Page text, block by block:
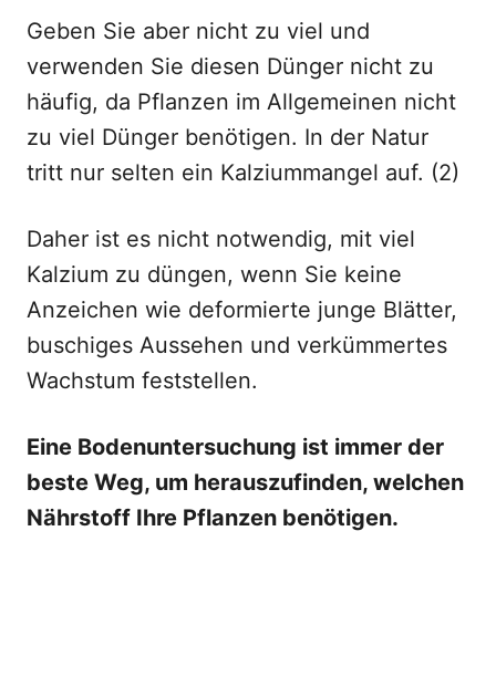
Geben Sie aber nicht zu viel und
verwenden Sie diesen Dünger nicht zu
häufig, da Pflanzen im Allgemeinen nicht
zu viel Dünger benötigen. In der Natur
tritt nur selten ein Kalziummangel auf. (2)
Daher ist es nicht notwendig, mit viel
Kalzium zu düngen, wenn Sie keine
Anzeichen wie deformierte junge Blätter,
buschiges Aussehen und verkümmertes
Wachstum feststellen.
Eine Bodenuntersuchung ist immer der
beste Weg, um herauszufinden, welchen
Nährstoff Ihre Pflanzen benötigen.